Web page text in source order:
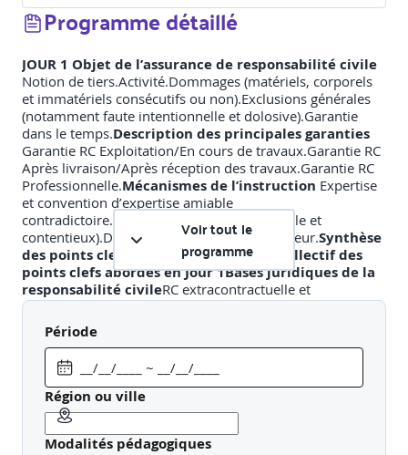
Programme détaillé
JOUR 1 Objet de l’assurance de responsabilité civile
Notion de tiers.Activité.Dommages (matériels, corporels
et immatériels consécutifs ou non).Exclusions générales
(notamment faute intentionnelle et dolosive).Garantie
dans le temps.Description des principales garanties
Garantie RC Exploitation/En cours de travaux.Garantie RC
Après livraison/Après réception des travaux.Garantie RC
Professionnelle.Mécanismes de l’instruction Expertise
et convention d’expertise amiable
contradictoire.Assistance de l’avocat (amiable et
contentieux).Direction du procès par l’assureur.Synthèse
des points clefs abordésJOUR 2Quizz collectif des
points clefs abordés en Jour 1Bases juridiques de la
responsabilité civileRC extracontractuelle et
contractuelle.Obligation de moyens et de résultat.Clauses
limitatives de responsabilité.Prescription.
civile spécifique
défectueux.Garantie des vices cachés.
sinistre Evaluation des dommages.Stratégie de gestion
du sinistre.Transaction.
Voir tout le
programme
Période
Région ou ville
Modalités pédagogiques